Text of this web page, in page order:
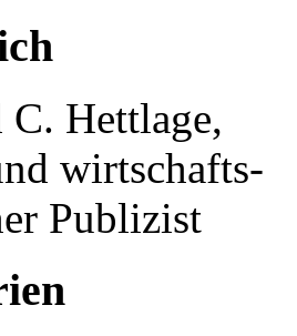
Hettlage,
wirtschafts-
Publizist